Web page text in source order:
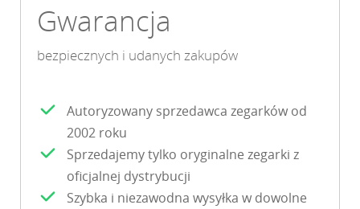
Gwarancja
bezpiecznych i udanych zakupów
Autoryzowany sprzedawca zegarków od
2002 roku
Sprzedajemy tylko oryginalne zegarki z
oficjalnej dystrybucji
Szybka i niezawodna wysyłka w dowolne